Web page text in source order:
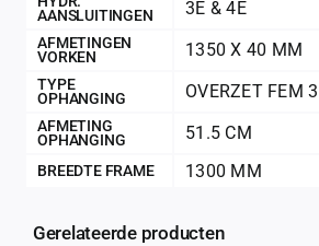
AANSLUITINGEN
3E & 4E
AFMETINGEN
VORKEN
1350 X 40 MM
TYPE
OPHANGING
OVERZET FEM 3
AFMETING
OPHANGING
51.5 CM
BREEDTE FRAME 1300 MM
Gerelateerde producten